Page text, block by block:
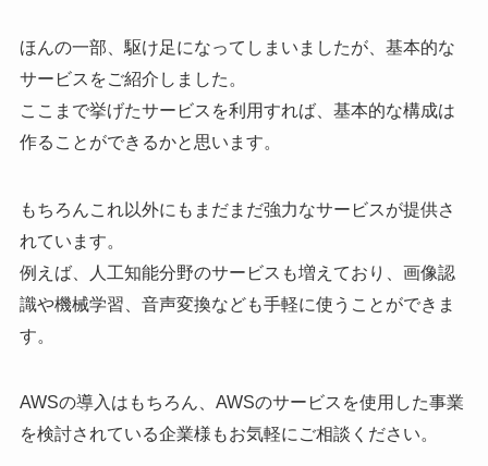
ほんの一部、駆け足になってしまいましたが、基本的な
サービスをご紹介しました。
ここまで挙げたサービスを利用すれば、基本的な構成は
作ることができるかと思います。
もちろんこれ以外にもまだまだ強力なサービスが提供さ
れています。
例えば、人工知能分野のサービスも増えており、画像認
識や機械学習、音声変換なども手軽に使うことができま
す。
AWSの導入はもちろん、AWSのサービスを使用した事業
を検討されている企業様もお気軽にご相談ください。